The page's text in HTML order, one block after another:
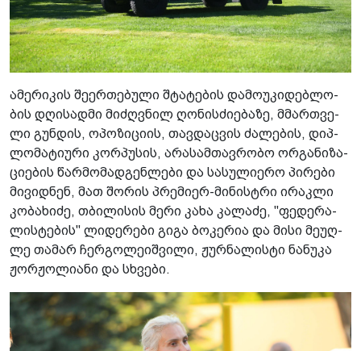
ამე­რი­კის შე­ერ­თე­ბუ­ლი შტა­ტე­ბის და­მო­უ­კი­დებ­ლო­
ბის დღი­სად­მი მი­ძღვნილ ღო­ნის­ძი­ე­ბა­ზე, მმარ­თვე­
ლი გუნ­დის, ოპო­ზი­ცი­ის, თავ­დაც­ვის ძა­ლე­ბის, დიპ­
ლო­მა­ტი­უ­რი კორ­პუ­სის, არა­სამ­თავ­რო­ბო ორ­გა­ნი­ზა­
ცი­ე­ბის წარ­მო­მად­გენ­ლე­ბი და სა­სუ­ლი­ე­რო პი­რე­ბი
მი­ვიდ­ნენ, მათ შო­რის პრე­მი­ერ-მი­ნის­ტრი ირაკ­ლი
კო­ბა­ხი­ძე, თბი­ლი­სის მერი კახა კა­ლა­ძე, "ფე­დე­რა­
ლის­ტე­ბის" ლი­დე­რე­ბი გიგა ბო­კე­რია და მისი მე­უღ­
ლე თა­მარ ჩერ­გო­ლე­იშ­ვი­ლი, ჟურ­ნა­ლის­ტი ნა­ნუ­კა
ჟორ­ჟო­ლი­ა­ნი და სხვე­ბი.